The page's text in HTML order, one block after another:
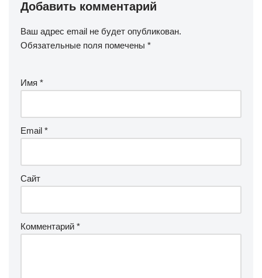
Добавить комментарий
Ваш адрес email не будет опубликован.
Обязательные поля помечены *
Имя *
Email *
Сайт
Комментарий *